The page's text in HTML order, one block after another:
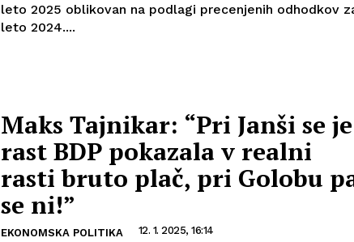
leto 2025 oblikovan na podlagi precenjenih odhodkov
leto 2024....
Maks Tajnikar: “Pri Janši se je
rast BDP pokazala v realni
rasti bruto plač, pri Golobu
se ni!”
EKONOMSKA POLITIKA 12. 1. 2025, 16:14